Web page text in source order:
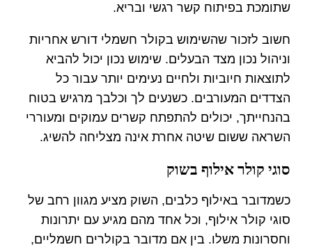
שתומכת בפיתוח קשר רגשי ובריא.
חשוב לזכור שהשימוש בקולר חשמלי דורש אחריות
וניהול נכון מצד הבעלים. שימוש נכון יכול להביא
לתוצאות חיוביות ולחיים נעימים יותר עבור כל
הצדדים המעורבים. כשנעים לך וכלבך מרגיש בטוח
בהנחייתך, יכולים להתפתח קשרים עמוקים ומעוררי
השראה ששום שיטה אחרת אינה מצליחה להשיג.
סוגי קולר אילוף בשוק
כשמדובר באילוף כלבים, השוק מציע מגוון רחב של
סוגי קולר אילוף, וכל אחד מהם מגיע עם יתרונות
וחסרונות משלו. בין אם מדובר בקולרים חשמליים,